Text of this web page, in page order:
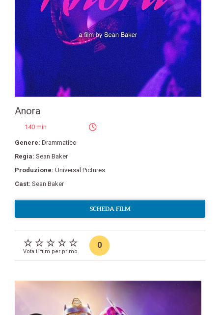
Anora
140 min
Genere: Drammatico
Regia: Sean Baker
Produzione: Universal Pictures
Cast: Sean Baker
SCHEDA FILM
Vota il film per primo
0